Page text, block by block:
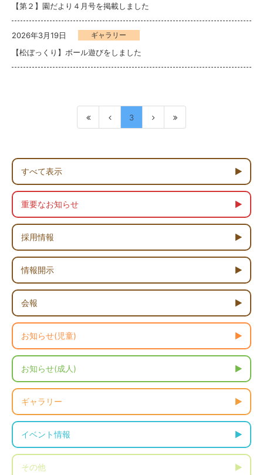
【第２】園だより４月号を掲載しました
2026年3月19日 ギャラリー
【松ぼっくり】ボール遊びをしました
3
すべて表示
重要なお知らせ
採用情報
情報開示
会報
お知らせ(児童)
お知らせ(成人)
ギャラリー
イベント情報
その他